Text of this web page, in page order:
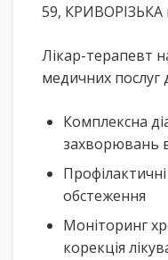
59, КРИВОРІЗЬКА
Лікар-терапевт
медичних послуг
Комплексна
захворювань
обстеження
Моніторинг
корекція